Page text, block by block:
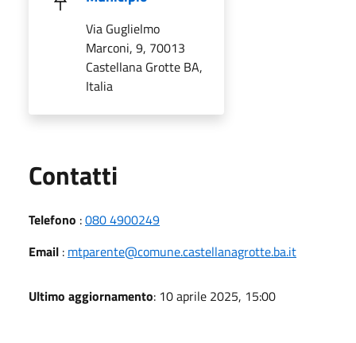
Via Guglielmo
Marconi, 9, 70013
Castellana Grotte BA,
Italia
Contatti
Telefono :080 4900249
Email : mtparente@comune.castellanagrotte.ba.it
Ultimo aggiornamento: 10 aprile 2025, 15:00